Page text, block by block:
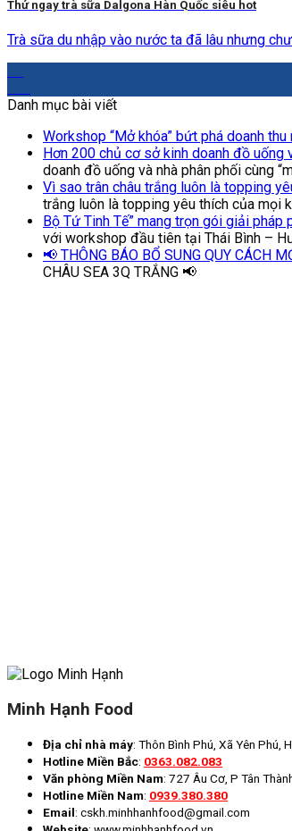
Thử ngay trà sữa Dalgona Hàn Quốc siêu hot
Trà sữa du nhập vào nước ta đã lâu nhưng
Danh mục bài viết
Workshop “Mở khóa” bứt phá doanh
Hơn 200 chủ cơ sở kinh doanh đồ uống
doanh đồ uống và nhà phân phối cùng
Vì sao trân châu trắng luôn là topping
trắng luôn là topping yêu thích của mọi
Bộ Tứ Tinh Tế” mang trọn gói giải
với workshop đầu tiên tại Thái Bình –
📢 THÔNG BÁO BỔ SUNG QUY CÁCH
CHÂU SEA 3Q TRẮNG 📢
Minh Hạnh Food
Địa chỉ nhà máy: Thôn Bình Phú, Xã Yên Phú,
Hotline Miền Bắc: 0363.082.083
Văn phòng Miền Nam: 727 Âu Cơ, P Tân
Hotline Miền Nam: 0939.380.380
Email: cskh.minhhanhfood@gmail.com